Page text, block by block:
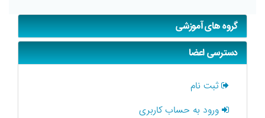
گروه های آموزشی
دسترسی اعضا
ثبت نام
ورود به حساب کاربری